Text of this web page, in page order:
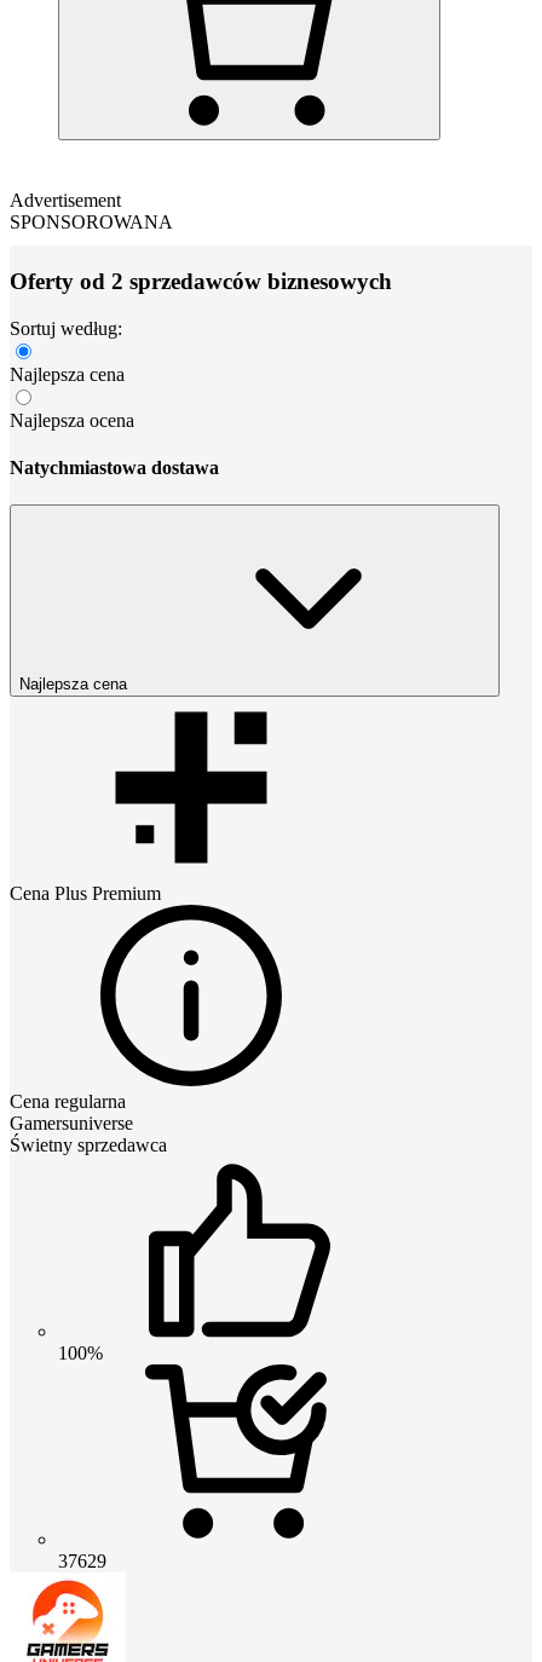
Advertisement
SPONSOROWANA
Oferty od 2 sprzedawców biznesowych
Sortuj według:
Najlepsza cena
Najlepsza ocena
Natychmiastowa dostawa
Najlepsza cena
Cena Plus Premium
Cena regularna
Gamersuniverse
Świetny sprzedawca
100%
37629